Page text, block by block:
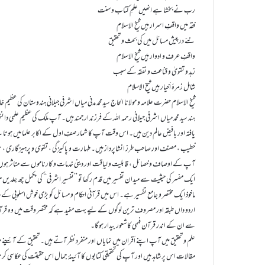
رب نے بخشا ہے انھیں علمِ کتاب و سنت
فقہ میں واقفِ اسرار ہیں شیخ الاسلام
نئے درپیش مسائل میں کی بحث و تحقیق
واقفِ عرف و ادوار ہیں شیخ الاسلام
زہد و تقویٰ و قناعت و تفقہ کے سبب
شامل زمرۂ اَخیار ہیں شیخ الاسلام
شیخ الاسلام حضرت علامہ و مولانا الحاج سیدمحمد مدنی میاں اشرفی جیلانی ہندوستان کی
ہند سید محمد میاں اشرفی جیلانی رحمہ اللہ کے فرزند ارجمند ہیں۔ آپ ملک کی عظیم علمی
یافتہ اور بافیض عالم دین ہیں۔ اس وقت آپ کا شمار صفِ اول کے اکابر علما میں
خطیب ، مصنف اور صاحب طرز انشاپرداز ہیں۔ طہارت و پاکیزگی ، تقوی و
آپ کے اوصاف و خصائل ، قابلیت و لیاقت اور دینی خدمات و کارناموں سے متاثر
ایک مفسر کی حیثیت سے میدان تفسیر میں قدم رکھا تو ’’تفسیر اشرفی‘‘ کی مکمل چھ جلدیں
ماخوذ ایک مختصر و جامع تفسیر ہے۔ اس میں قرآنی احکام و مسائل کو بڑی خوش اسلوبی کے
اردو داں طبقہ اور مصروف ترین لوگوں کے لیے بہت مفید ہے کہ مختصر وقت میں وہ
سے ان کے اندر قرآن فہمی کا شعور بیدار ہوگا۔
علم و تحقیق میں آپ اپنے اَقران میں نمایاں اور منفرد نظر آتے ہیں۔ تحقیق کے
مقالات اس پر شاہد ہیں اور آپ کی تحقیقی کتابوں کا آئینۂ جمال اس حقیقت کی عکاسی